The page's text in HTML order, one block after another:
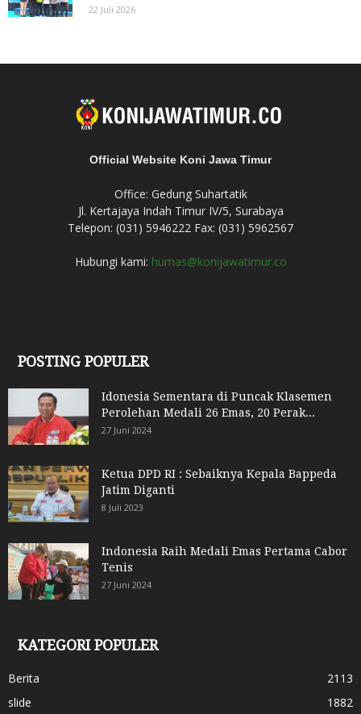
22 Juli 2026
Official Website Koni Jawa Timur
Office: Gedung Suhartatik
Jl. Kertajaya Indah Timur IV/5, Surabaya
Telepon: (031) 5946222 Fax: (031) 5962567
Hubungi kami: humas@konijawatimur.co
POSTING POPULER
Idonesia Sementara di Puncak Klasemen
Perolehan Medali 26 Emas, 20 Perak...
27 Juni 2024
Ketua DPD RI : Sebaiknya Kepala Bappeda
Jatim Diganti
8 Juli 2023
Indonesia Raih Medali Emas Pertama Cabor
Tenis
27 Juni 2024
KATEGORI POPULER
Berita
2113
slide
1882